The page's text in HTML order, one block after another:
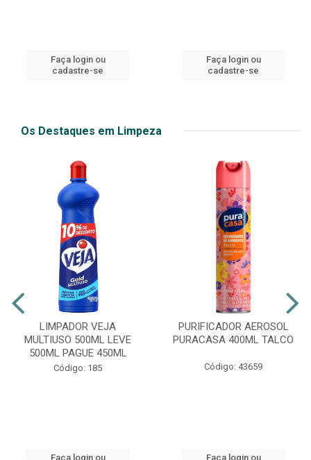
Faça login ou
cadastre-se
Faça login ou
cadastre-se
Os Destaques em Limpeza
LIMPADOR VEJA
MULTIUSO 500ML LEVE
500ML PAGUE 450ML
Código: 185
Faça login ou
PURIFICADOR AEROSOL
PURACASA 400ML TALCO
Código: 43659
Faça login ou